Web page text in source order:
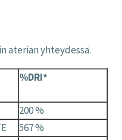
aterian yhteydessä.
%DRI*
200 %
567 %